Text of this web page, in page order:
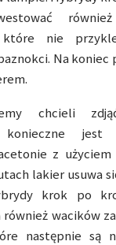
które nie
Na koniec
chcieli
konieczne jest
z użyciem
lakier usuwa
krok po
wacików
następnie są